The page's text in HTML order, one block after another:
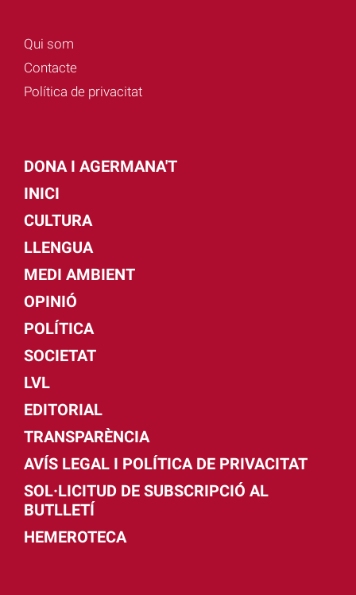
Qui som
Contacte
Política de privacitat
DONA I AGERMANA'T
INICI
CULTURA
LLENGUA
MEDI AMBIENT
OPINIÓ
POLÍTICA
SOCIETAT
LVL
EDITORIAL
TRANSPARÈNCIA
AVÍS LEGAL I POLÍTICA DE PRIVACITAT
SOL·LICITUD DE SUBSCRIPCIÓ AL
BUTLLETÍ
HEMEROTECA